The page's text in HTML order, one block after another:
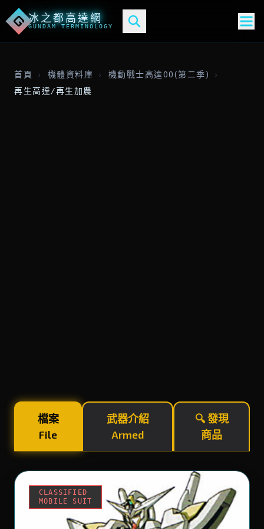
G冰之都高達網
GUNDAM TERMINOLOGY
首頁 › 機體資料庫 › 機動戰士高達00(第二季)
›
再生高達/再生加農
檔案
File
武器介紹
Armed
🔍 發現
商品
CLASSIFIED
MOBILE SUIT